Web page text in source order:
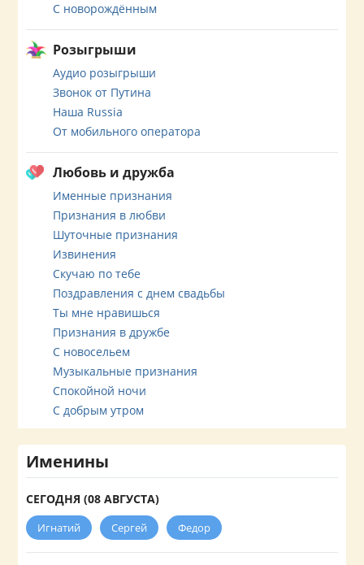
С новорождённым
Розыгрыши
Аудио розыгрыши
Звонок от Путина
Наша Russia
От мобильного оператора
Любовь и дружба
Именные признания
Признания в любви
Шуточные признания
Извинения
Скучаю по тебе
Поздравления с днем свадьбы
Ты мне нравишься
Признания в дружбе
С новосельем
Музыкальные признания
Спокойной ночи
С добрым утром
Именины
СЕГОДНЯ (08 АВГУСТА)
Игнатий Сергей Федор